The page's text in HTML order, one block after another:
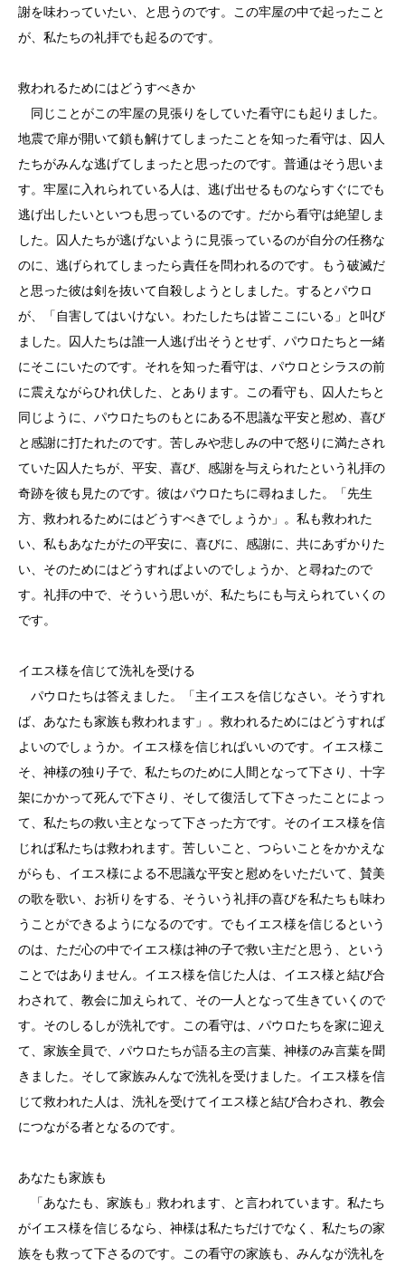
謝を味わっていたい、と思うのです。この牢屋の中で起ったこと
が、私たちの礼拝でも起るのです。
救われるためにはどうすべきか
同じことがこの牢屋の見張りをしていた看守にも起りました。
地震で扉が開いて鎖も解けてしまったことを知った看守は、囚人
たちがみんな逃げてしまったと思ったのです。普通はそう思いま
す。牢屋に入れられている人は、逃げ出せるものならすぐにでも
逃げ出したいといつも思っているのです。だから看守は絶望しま
した。囚人たちが逃げないように見張っているのが自分の任務な
のに、逃げられてしまったら責任を問われるのです。もう破滅だ
と思った彼は剣を抜いて自殺しようとしました。するとパウロ
が、「自害してはいけない。わたしたちは皆ここにいる」と叫び
ました。囚人たちは誰一人逃げ出そうとせず、パウロたちと一緒
にそこにいたのです。それを知った看守は、パウロとシラスの前
に震えながらひれ伏した、とあります。この看守も、囚人たちと
同じように、パウロたちのもとにある不思議な平安と慰め、喜び
と感謝に打たれたのです。苦しみや悲しみの中で怒りに満たされ
ていた囚人たちが、平安、喜び、感謝を与えられたという礼拝の
奇跡を彼も見たのです。彼はパウロたちに尋ねました。「先生
方、救われるためにはどうすべきでしょうか」。私も救われた
い、私もあなたがたの平安に、喜びに、感謝に、共にあずかりた
い、そのためにはどうすればよいのでしょうか、と尋ねたので
す。礼拝の中で、そういう思いが、私たちにも与えられていくの
です。
イエス様を信じて洗礼を受ける
パウロたちは答えました。「主イエスを信じなさい。そうすれ
ば、あなたも家族も救われます」。救われるためにはどうすれば
よいのでしょうか。イエス様を信じればいいのです。イエス様こ
そ、神様の独り子で、私たちのために人間となって下さり、十字
架にかかって死んで下さり、そして復活して下さったことによっ
て、私たちの救い主となって下さった方です。そのイエス様を信
じれば私たちは救われます。苦しいこと、つらいことをかかえな
がらも、イエス様による不思議な平安と慰めをいただいて、賛美
の歌を歌い、お祈りをする、そういう礼拝の喜びを私たちも味わ
うことができるようになるのです。でもイエス様を信じるという
のは、ただ心の中でイエス様は神の子で救い主だと思う、という
ことではありません。イエス様を信じた人は、イエス様と結び合
わされて、教会に加えられて、その一人となって生きていくので
す。そのしるしが洗礼です。この看守は、パウロたちを家に迎え
て、家族全員で、パウロたちが語る主の言葉、神様のみ言葉を聞
きました。そして家族みんなで洗礼を受けました。イエス様を信
じて救われた人は、洗礼を受けてイエス様と結び合わされ、教会
につながる者となるのです。
あなたも家族も
「あなたも、家族も」救われます、と言われています。私たち
がイエス様を信じるなら、神様は私たちだけでなく、私たちの家
族をも救って下さるのです。この看守の家族も、みんなが洗礼を